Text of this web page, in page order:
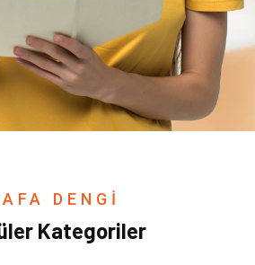
DENGİ
Kategoriler